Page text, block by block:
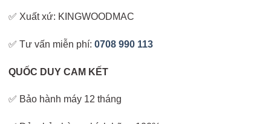
✅ Xuất xứ: KINGWOODMAC
✅ Tư vấn miễn phí:0708 990 113
QUỐC DUY CAM KẾT
✅ Bảo hành máy 12 tháng